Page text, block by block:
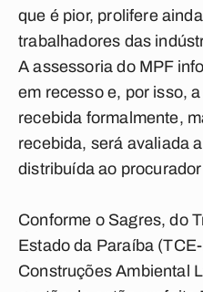
que é pior, prolifere
trabalhadores das
A assessoria do MPF
em recesso e, por isso,
recebida formalmente,
recebida, será avaliada
distribuída ao
Conforme o Sagres, do
Estado da Paraíba
Construções Ambiental